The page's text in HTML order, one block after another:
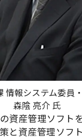
情報システム委員
森陰 亮介 氏
資産管理ソフト
と資産管理ソフ